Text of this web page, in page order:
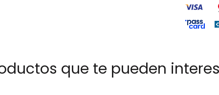
que te pueden